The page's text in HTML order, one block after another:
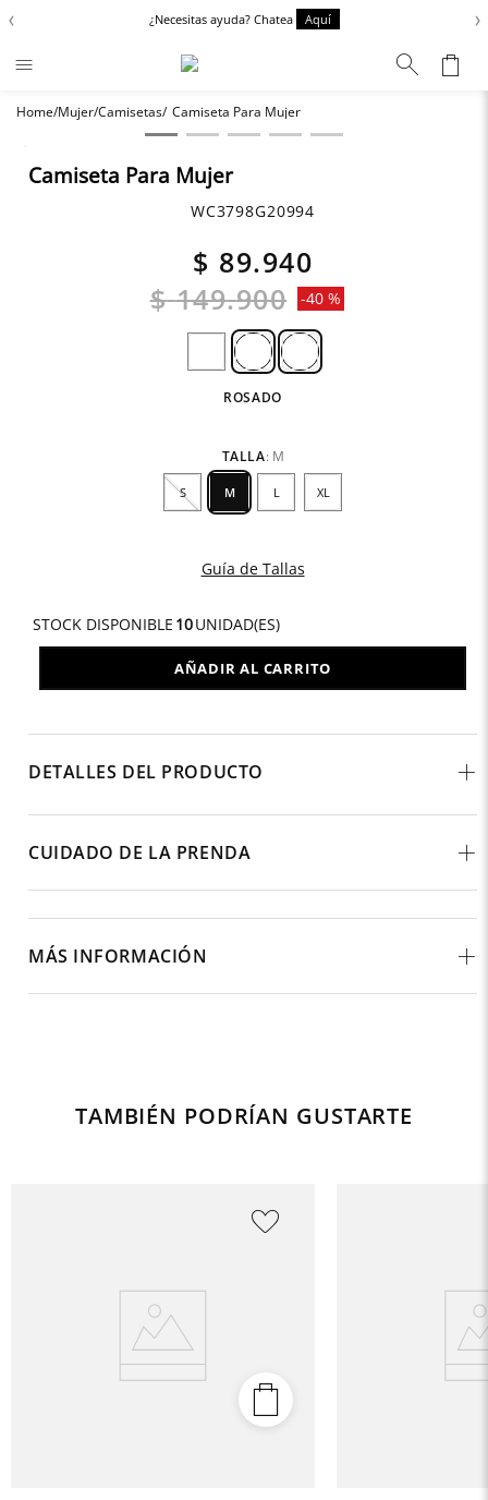
‹ ¿Necesitas ayuda? Chatea Aquí ›
Mujer Camisetas Camiseta Para Mujer
Camiseta Para Mujer
WC3798G20994
$ 89.940
$ 149.900 -40 %
ROSADO
TALLA: M
S M L XL
Guía de Tallas
STOCK DISPONIBLE 10UNIDAD(ES)
AÑADIR AL CARRITO
DETALLES DEL PRODUCTO
CUIDADO DE LA PRENDA
MÁS INFORMACIÓN
TAMBIÉN PODRÍAN GUSTARTE
Términos más buscados